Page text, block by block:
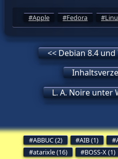
Apple Fedora
<< Debian 8.4
L. A. Noire unter
ABBUC (2) AIB (1)
atarixle (16)
BOSS-X (1)